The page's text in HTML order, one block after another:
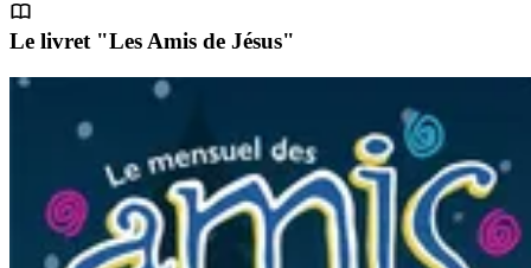
Le livret "Les Amis de Jésus"